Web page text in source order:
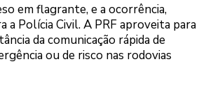
em flagrante, e a ocorrência,
a Polícia Civil. A PRF aproveita para
da comunicação rápida de
ou de risco nas rodovias